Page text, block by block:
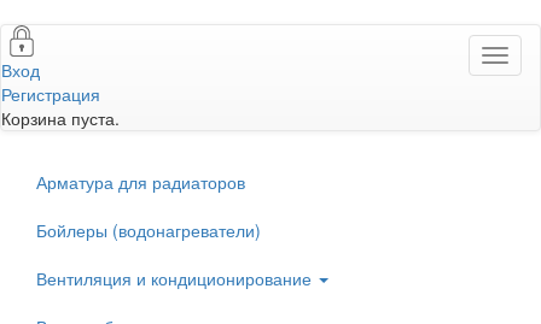
Перейти
к
основному
содержанию
Вход
Регистрация
Корзина пуста.
Арматура для радиаторов
Бойлеры (водонагреватели)
Вентиляция и кондиционирование